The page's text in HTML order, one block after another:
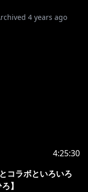
4 years ago
4:25:30
コラボといろいろ
】